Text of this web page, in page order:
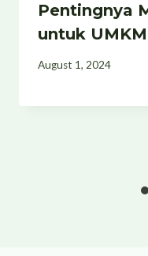
Pentingnya
untuk
August 1, 2024